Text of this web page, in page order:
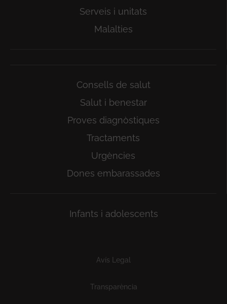
Serveis i unitats
Malalties
Consells de salut
Salut i benestar
Proves diagnòstiques
Tractaments
Urgències
Dones embarassades
Infants i adolescents
Avís Legal
Transparència